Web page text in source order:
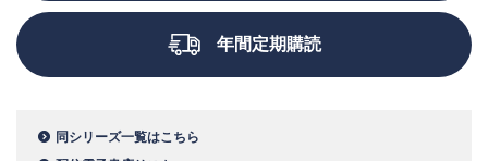
年間定期購読
同シリーズ一覧はこちら